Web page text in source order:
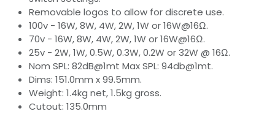
Removable logos to allow for discrete use.
100v - 16W, 8W, 4W, 2W, 1W or 16W@16Ω.
70v - 16W, 8W, 4W, 2W, 1W or 16W@16Ω.
25v - 2W, 1W, 0.5W, 0.3W, 0.2W or 32W @ 16Ω.
Nom SPL: 82dB@1mt Max SPL: 94db@1mt.
Dims: 151.0mm x 99.5mm.
Weight: 1.4kg net, 1.5kg gross.
Cutout: 135.0mm